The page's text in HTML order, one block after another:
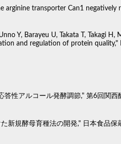
arginine transporter Can1 negatively
Y, Barayeu U, Takata T, Takagi H,
and regulation of protein quality,"
性アルコール発酵調節," 第6回関西
新規酵母育種法の開発," 日本食品保